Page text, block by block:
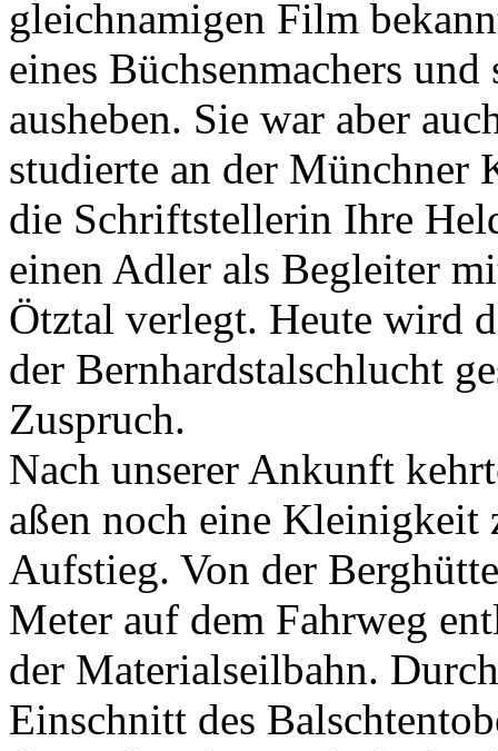
gleichnamigen Film
eines Büchsenmachers
ausheben. Sie war aber
studierte an der Münchner
die Schriftstellerin Ihre
einen Adler als Begleiter
Ötztal verlegt. Heute wird
der Bernhardstalschlucht
Zuspruch.
Nach unserer Ankunft
aßen noch eine Kleinigkeit
Aufstieg. Von der
Meter auf dem Fahrweg
der Materialseilbahn.
Einschnitt des